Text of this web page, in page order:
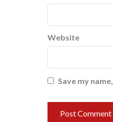
Website
Save my